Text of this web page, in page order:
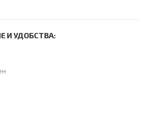
И УДОБСТВА: